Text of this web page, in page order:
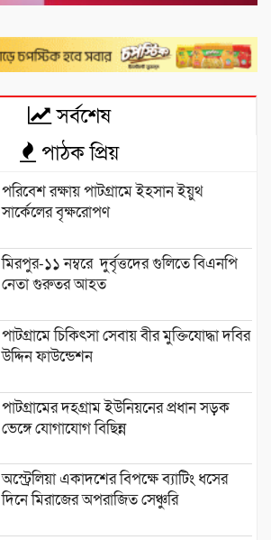
সর্বশেষ
পাঠক প্রিয়
পরিবেশ রক্ষায় পাটগ্রামে ইহসান ইয়ুথ
সার্কেলের বৃক্ষরোপণ
মিরপুর-১১ নম্বরে দুর্বৃত্তদের গুলিতে বিএনপি
নেতা গুরুতর আহত
পাটগ্রামে চিকিৎসা সেবায় বীর মুক্তিযোদ্ধা দবির
উদ্দিন ফাউন্ডেশন
পাটগ্রামের দহগ্রাম ইউনিয়নের প্রধান সড়ক
ভেঙ্গে যোগাযোগ বিছিন্ন
অস্ট্রেলিয়া একাদশের বিপক্ষে ব্যাটিং ধসের
দিনে মিরাজের অপরাজিত সেঞ্চুরি